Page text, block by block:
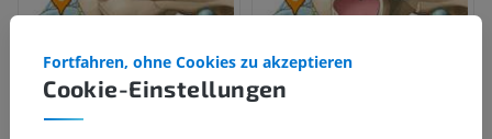
Cookie-Einstellungen
Fortfahren, ohne Cookies zu akzeptieren